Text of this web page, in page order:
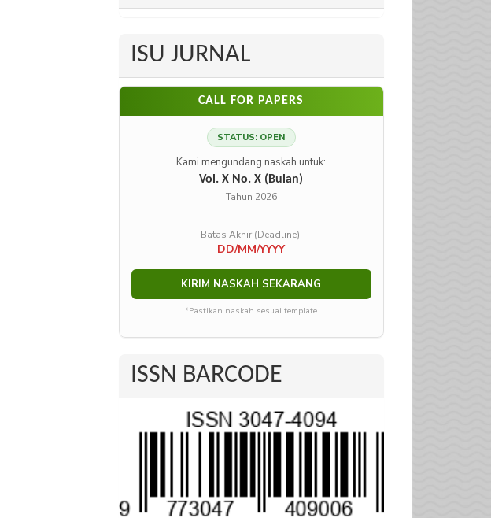
ISU JURNAL
CALL FOR PAPERS
STATUS: OPEN
Kami mengundang naskah untuk:
Vol. X No. X (Bulan)
Tahun 2026
Batas Akhir (Deadline):
DD/MM/YYYY
KIRIM NASKAH SEKARANG
*Pastikan naskah sesuai template
ISSN BARCODE